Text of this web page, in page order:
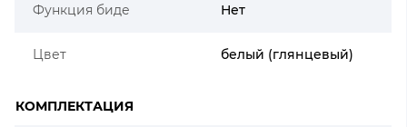
Функция биде Нет
Цвет белый (глянцевый)
КОМПЛЕКТАЦИЯ